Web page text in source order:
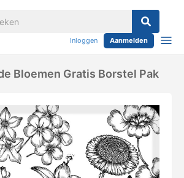
Inloggen Aanmelden
Bloemen Gratis Borstel Pak